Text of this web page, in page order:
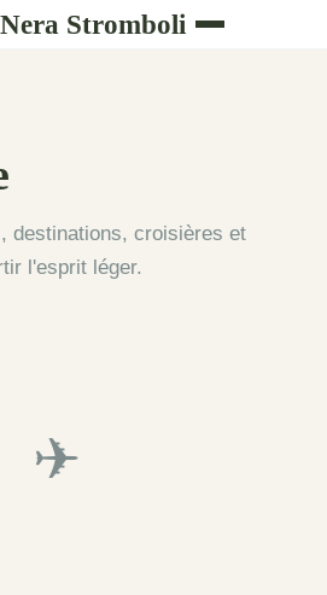
Stromboli
destinations, croisières et
l'esprit léger.
✈